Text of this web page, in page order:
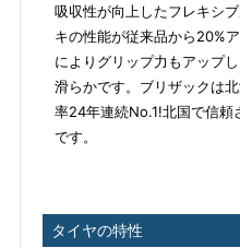
吸収性が向上したフレキシ
キの性能が従来品から20%
によりグリップ力もアップ
滑らかです。ブリザックは
率24年連続No.1!北国で信頼
です。
タイヤの特性